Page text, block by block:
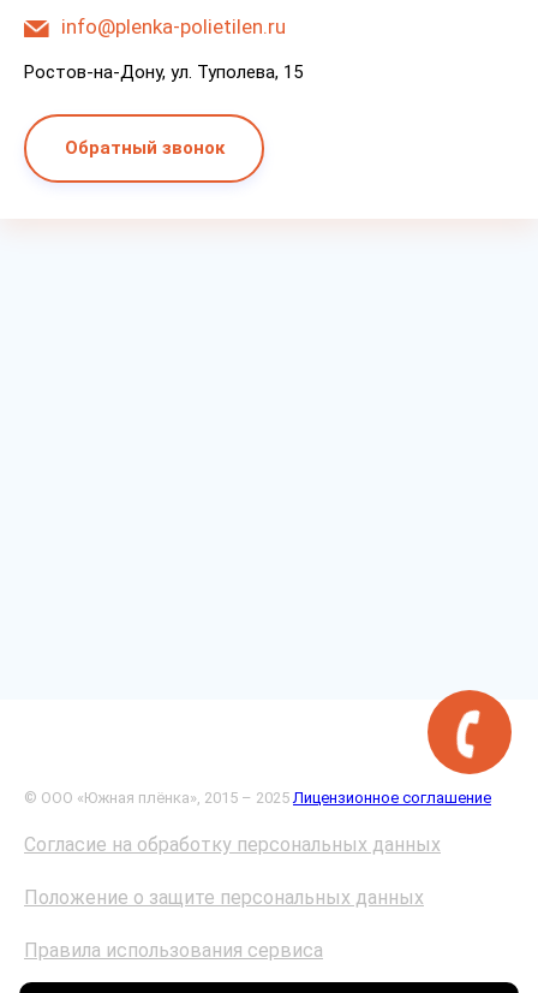
info@plenka-polietilen.ru
Ростов-на-Дону, ул. Туполева, 15
Обратный звонок
© ООО «Южная плёнка», 2015 – 2025 Лицензионное соглашение
Согласие на обработку персональных данных
Положение о защите персональных данных
Правила использования сервиса